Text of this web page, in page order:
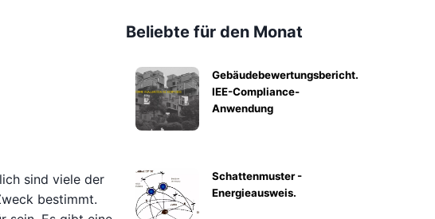
sind viele der
bestimmt.
Beliebte für den Monat
Gebäudebewertungsbericht.
IEE-Compliance-
Anwendung
Schattenmuster -
Energieausweis.